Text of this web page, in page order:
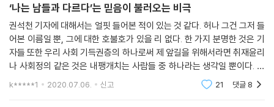
자신이다. 그는 미끼를 물었기 때문에 불행이 시작됐다는 건 이 사회의 오
래된 우화라고 이야기하며 성폭행 책임을 피해자에게 묻는 현실을 소환한
다.
“밤늦게 다니지 마라” “짧은 치마 입고 다니지 마라” “인적이 드문 곳에
가지 마라.” 우리가 익히 들어오고 또 직접 했을지도 모르는 말들이다. 이
‘나는 남들과 다르다’는 믿음이 불러오는 비극
권석천 기자에 대해서는 얼핏 들어본 적이 있는 것 같다. 허나 그건 그저 들
어본 이름일 뿐, 그에 대한 호불호가 있을 리 없다. 한 가지 분명한 것은 기
자들 또한 우리 사회 기득권층의 하나로써 제 앞길을 위해서라면 취재윤리
나 사회정의 같은 것은 내팽개치는 사람들 중 하나라는 생각일 뿐이다. 물
론 그중에는 기자의 본분을 지키며 말 그대로 사회정의를 위해 애쓰는 사
k*****1 2020.07.06. 신고 21 댓글 8